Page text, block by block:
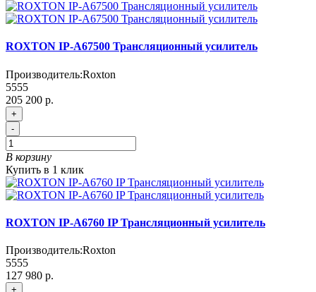
ROXTON IP-A67500 Трансляционный усилитель
Производитель:Roxton
5555
205 200 р.
+
-
В корзину
Купить в 1 клик
ROXTON IP-A6760 IP Трансляционный усилитель
Производитель:Roxton
5555
127 980 р.
+